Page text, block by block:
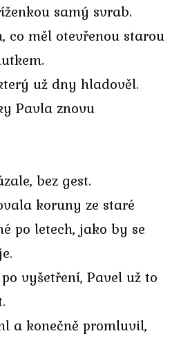
samý svrab.
co měl otevřenou starou
už dny hladověl.
Pavla znovu
bez gest.
koruny ze staré
po letech, jako by se
vyšetření, Pavel už to
a konečně promluvil,